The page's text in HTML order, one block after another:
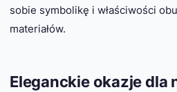
sobie symbolikę i właściwości
materiałów.
Eleganckie okazje dla